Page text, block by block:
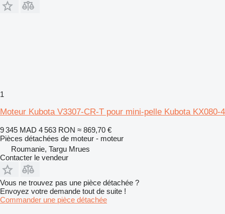
1
Moteur Kubota V3307-CR-T pour mini-pelle Kubota KX080-4
9 345 MAD 4 563 RON ≈ 869,70 €
Pièces détachées de moteur - moteur
Roumanie, Targu Mrues
Contacter le vendeur
Vous ne trouvez pas une pièce détachée ?
Envoyez votre demande tout de suite !
Commander une pièce détachée